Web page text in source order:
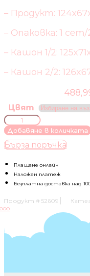
– Продукт:
– Опаковка: 1
– Кашон 1/2:
– Кашон 2/2:
Цвят
количество
за
ПДЧ
КОШАРА
ЧЕКМЕДЖЕТА
HOLLEE
Добавяне в количката
Бърза поръчка
Плащане онлайн
Наложен платеж
Безплатна доставка над
Продукт # 52609